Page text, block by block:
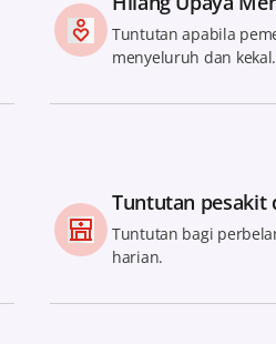
Tuntutan apabila
menyeluruh dan kekal.
Tuntutan pesakit
Tuntutan bagi
harian.